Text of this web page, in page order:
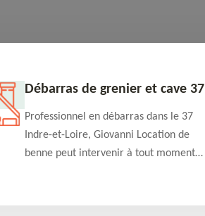
Débarras de grenier et cave 37
Professionnel en débarras dans le 37
Indre-et-Loire, Giovanni Location de
benne peut intervenir à tout moment
détaillé offert